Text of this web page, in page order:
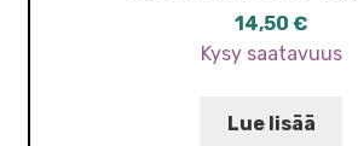
14,50 €
Kysy saatavuus
Lue lisää